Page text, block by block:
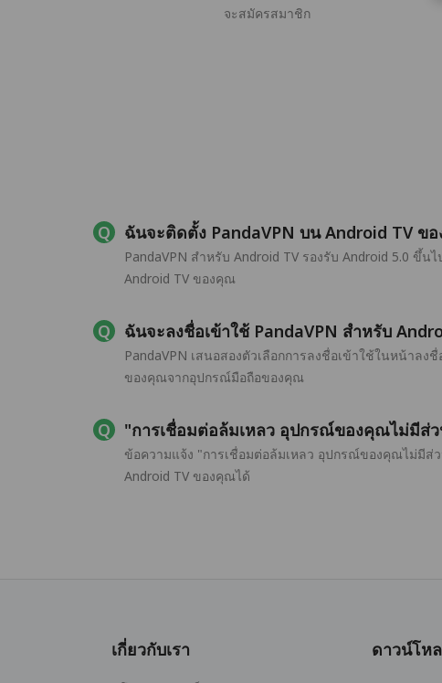
จะสมัครสมาชิก
ฉันจะติดตั้ง PandaVPN บน Android TV ขอ
PandaVPN สำหรับ Android TV รองรับ Android 5.0 ขึ้
Android TV ของคุณ
ฉันจะลงชื่อเข้าใช้ PandaVPN สำหรับ
PandaVPN เสนอสองตัวเลือกการลงชื่อเข้าใช้ในหน้า
ของคุณจากอุปกรณ์มือถือของคุณ
"การเชื่อมต่อล้มเหลว อุปกรณ์ของคุณไม่มีส่ว
ข้อความแจ้ง "การเชื่อมต่อล้มเหลว อุปกรณ์ของคุณไม่มีส่
Android TV ของคุณได้
เกี่ยวกับเรา ดาวน์โห